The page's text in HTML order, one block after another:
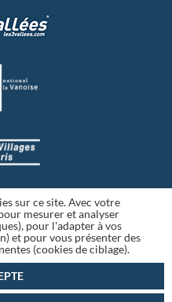
sur ce site. Avec votre
mesurer et analyser
pour l'adapter à vos
et pour vous présenter des
(cookies de ciblage).